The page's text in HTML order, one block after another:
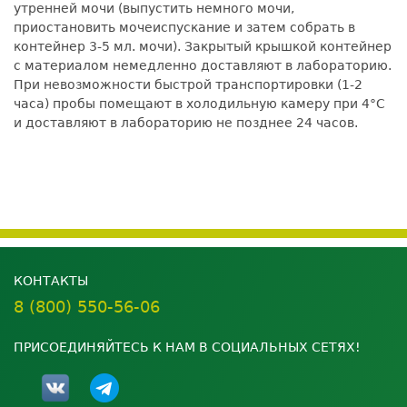
утренней мочи (выпустить немного мочи,
приостановить мочеиспускание и затем собрать в
контейнер 3-5 мл. мочи). Закрытый крышкой контейнер
с материалом немедленно доставляют в лабораторию.
При невозможности быстрой транспортировки (1-2
часа) пробы помещают в холодильную камеру при 4°С
и доставляют в лабораторию не позднее 24 часов.
КОНТАКТЫ
8 (800) 550-56-06
ПРИСОЕДИНЯЙТЕСЬ К НАМ В СОЦИАЛЬНЫХ СЕТЯХ!